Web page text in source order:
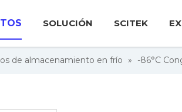
SOLUCIÓN SCITEK
de almacenamiento en frío » -86°C